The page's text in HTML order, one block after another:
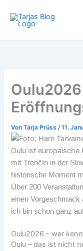
Inhalt
springen
Oulu2026
VonTarja Prüss/11.
Oulu ist
mitTrenčín in der
historische Moment
Über 200
einen Vorgeschmack
ich bin schon ganz
Oulu2026 - wer
Oulu – das ist nicht